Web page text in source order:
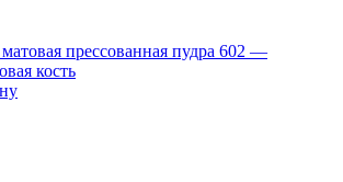
прессованная пудра 602 —
кость